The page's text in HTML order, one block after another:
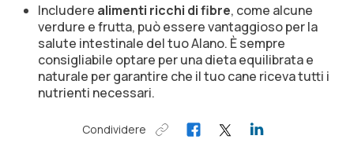
Includere alimenti ricchi di fibre, come alcune
verdure e frutta, può essere vantaggioso per la
salute intestinale del tuo Alano. È sempre
consigliabile optare per una dieta equilibrata e
naturale per garantire che il tuo cane riceva tutti i
nutrienti necessari.
Condividere